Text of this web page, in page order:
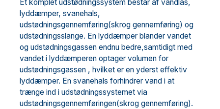
Et komplet udstødningssystem består af vandlås,
lyddæmper, svanehals,
udstødningsgennemføring(skrog gennemføring) og
udstødningsslange. En lyddæmper blander vandet
og udstødningsgassen endnu bedre,samtidigt med
vandet i lyddæmperen optager volumen for
udstødningsgassen , hvilket er en yderst effektiv
lyddæmper. En svanehals forhindrer vand i at
trænge ind i udstødningssystemet via
udstødningsgennemføringen(skrog gennemføring).